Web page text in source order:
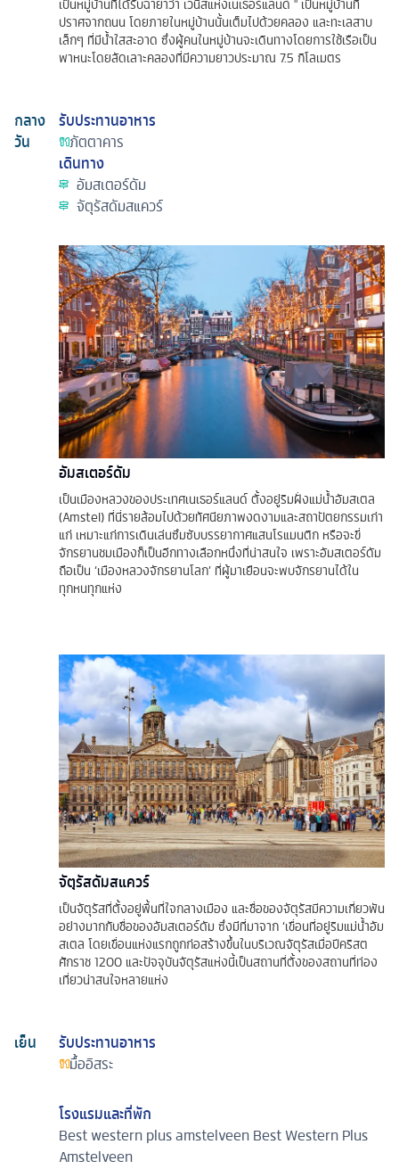
เป็นหมู่บ้านที่ได้รับฉายาว่า เวนิสแห่งเนเธอร์แลนด์ " เป็นหมู่บ้านที่
ปราศจากถนน โดยภายในหมู่บ้านนั้นเต็มไปด้วยคลอง และทะเลสาบ
เล็กๆ ที่มีน้ำใสสะอาด ซึ่งผู้คนในหมู่บ้านจะเดินทางโดยการใช้เรือเป็น
พาหนะโดยลัดเลาะคลองที่มีความยาวประมาณ 7.5 กิโลเมตร
กลาง
วัน
รับประทานอาหาร
ภัตตาคาร
เดินทาง
อัมสเตอร์ดัม
จัตุรัสดัมสแควร์
อัมสเตอร์ดัม
เป็นเมืองหลวงของประเทศเนเธอร์แลนด์ ตั้งอยู่ริมฝั่งแม่น้ำอัมสเตล
(Amstel) ที่นี่รายล้อมไปด้วยทัศนียภาพงดงามและสถาปัตยกรรมเก่า
แก่ เหมาะแก่การเดินเล่นซึมซับบรรยากาศแสนโรแมนติก หรือจะขี่
จักรยานชมเมืองก็เป็นอีกทางเลือกหนึ่งที่น่าสนใจ เพราะอัมสเตอร์ดัม
ถือเป็น ‘เมืองหลวงจักรยานโลก’ ที่ผู้มาเยือนจะพบจักรยานได้ใน
ทุกหนทุกแห่ง
จัตุรัสดัมสแควร์
เป็นจัตุรัสที่ตั้งอยู่พื้นที่ใจกลางเมือง และชื่อของจัตุรัสมีความเกี่ยวพัน
อย่างมากกับชื่อของอัมสเตอร์ดัม ซึ่งมีที่มาจาก ‘เขื่อนที่อยู่ริมแม่น้ำอัม
สเตล โดยเขื่อนแห่งแรกถูกก่อสร้างขึ้นในบริเวณจัตุรัสเมื่อปีคริสต
ศักราช 1200 และปัจจุบันจัตุรัสแห่งนี้เป็นสถานที่ตั้งของสถานที่ท่อง
เที่ยวน่าสนใจหลายแห่ง
เย็น
รับประทานอาหาร
มื้ออิสระ
โรงแรมและที่พัก
Best western plus amstelveenBest Western Plus
Amstelveen